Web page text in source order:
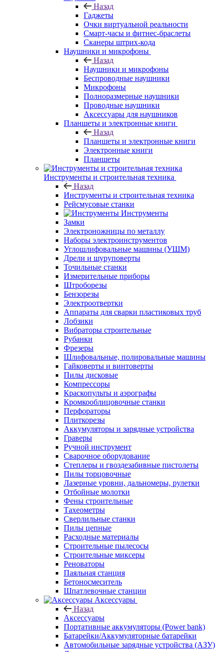
Назад
Гаджеты
Очки виртуальной реальности
Смарт-часы и фитнес-браслеты
Сканеры штрих-кода
Наушники и микрофоны
Назад
Наушники и микрофоны
Беспроводные наушники
Микрофоны
Полноразмерные наушники
Проводные наушники
Аксессуары для наушников
Планшеты и электронные книги
Назад
Планшеты и электронные книги
Электронные книги
Планшеты
Инструменты и строительная техника
Назад
Инструменты и строительная техника
Рейсмусовые станки
Инструменты
Замки
Электроножницы по металлу
Наборы электроинструментов
Углошлифовальные машины (УШМ)
Дрели и шуруповерты
Точильные станки
Измерительные приборы
Штроборезы
Бензорезы
Электроотвертки
Аппараты для сварки пластиковых труб
Лобзики
Вибраторы строительные
Рубанки
Фрезеры
Шлифовальные, полировальные машины
Гайковерты и винтоверты
Пилы дисковые
Компрессоры
Краскопульты и аэрографы
Кромкооблицовочные станки
Перфораторы
Плиткорезы
Аккумуляторы и зарядные устройства
Граверы
Ручной инструмент
Сварочное оборудование
Степлеры и гвоздезабивные пистолеты
Пилы торцовочные
Лазерные уровни, дальномеры, рулетки
Отбойные молотки
Фены строительные
Тахеометры
Сверлильные станки
Пилы цепные
Расходные материалы
Строительные пылесосы
Строительные миксеры
Реноваторы
Паяльная станция
Бетоносмеситель
Шпатлевочные станции
Аксессуары
Назад
Аксессуары
Портативные аккумуляторы (Power bank)
Батарейки/Аккумуляторные батарейки
Автомобильные зарядные устройства (АЗУ)